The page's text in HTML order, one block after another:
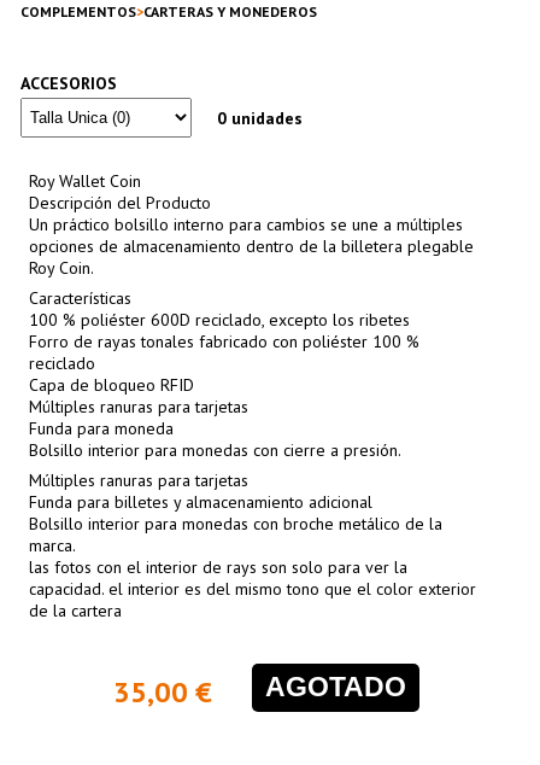
COMPLEMENTOS CARTERAS Y MONEDEROS
ACCESORIOS
0 unidades
Roy Wallet Coin
Descripción del Producto
Un práctico bolsillo interno para cambios se une a múltiples
opciones de almacenamiento dentro de la billetera plegable
Roy Coin.
Características
100 % poliéster 600D reciclado, excepto los ribetes
Forro de rayas tonales fabricado con poliéster 100 %
reciclado
Capa de bloqueo RFID
Múltiples ranuras para tarjetas
Funda para moneda
Bolsillo interior para monedas con cierre a presión.
Múltiples ranuras para tarjetas
Funda para billetes y almacenamiento adicional
Bolsillo interior para monedas con broche metálico de la
marca.
las fotos con el interior de rays son solo para ver la
capacidad. el interior es del mismo tono que el color exterior
de la cartera
35,00 € AGOTADO